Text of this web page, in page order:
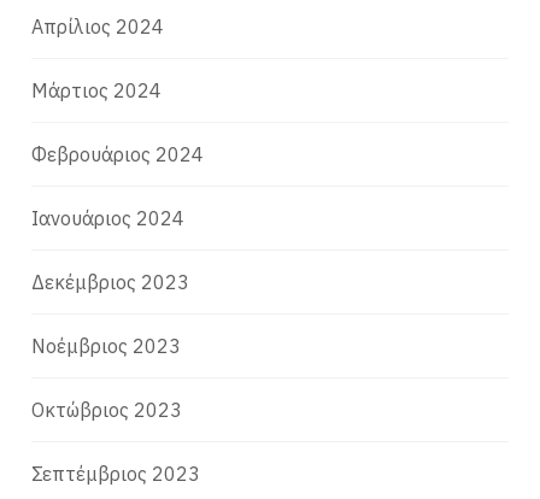
Απρίλιος 2024
Μάρτιος 2024
Φεβρουάριος 2024
Ιανουάριος 2024
Δεκέμβριος 2023
Νοέμβριος 2023
Οκτώβριος 2023
Σεπτέμβριος 2023